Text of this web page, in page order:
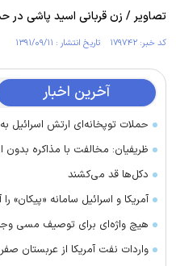
تصاویر / زن‌ قربانی‌ اسید ‌پاشی ‌در‌
کد خبر: ۱۷۹۷۴۲ تاریخ انتشار : ۱۳۹۱/۰۹/۱۱
آخرین اخبار
حملات توپخانه‌ای ارتش اسرائیل
ظریفیان: مخالفت با مذاکره بدون
دکل‌ها قد می‌کشند
آمریکا و اسرائیل سامانه «پیکان»
هیچ واژه‌ای برای توصیف مسی
واردات نفت آمریکا از عربستان